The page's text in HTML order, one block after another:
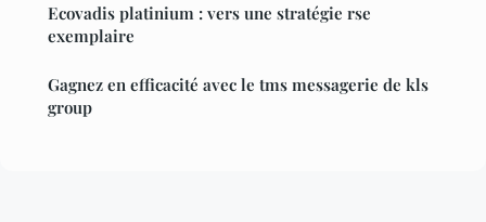
Ecovadis platinium : vers une stratégie rse
exemplaire
Gagnez en efficacité avec le tms messagerie de kls
group